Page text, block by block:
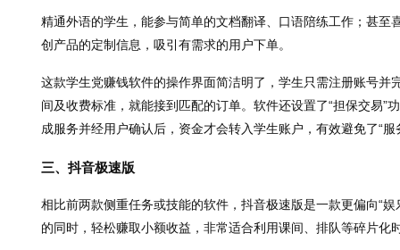
精通外语的学生，能参与简单的文档翻译、口语陪练工作；甚至
创产品的定制信息，吸引有需求的用户下单。
这款学生党赚钱软件的操作界面简洁明了，学生只需注册账号并
间及收费标准，就能接到匹配的订单。软件还设置了“担保交易”
成服务并经用户确认后，资金才会转入学生账户，有效避免了“服
三、抖音极速版
相比前两款侧重任务或技能的软件，抖音极速版是一款更偏向“
的同时，轻松赚取小额收益，非常适合利用课间、排队等碎片化